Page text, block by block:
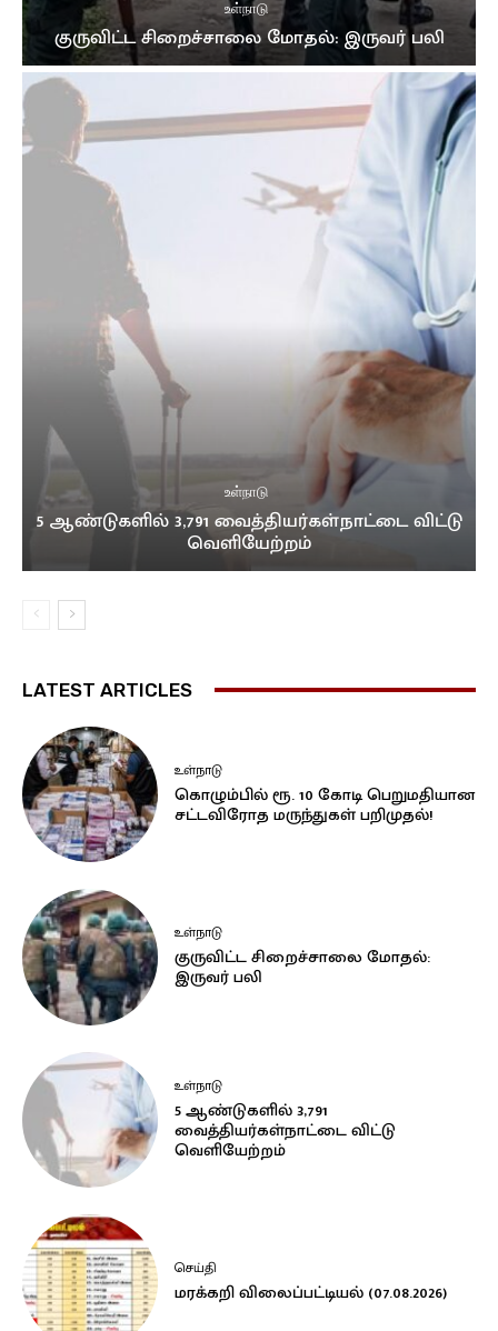
உள்நாடு
குருவிட்ட சிறைச்சாலை மோதல்: இருவர் பலி
உள்நாடு
5 ஆண்டுகளில் 3,791 வைத்தியர்கள்நாட்டை விட்டு
வெளியேற்றம்
LATEST ARTICLES
உள்நாடு
கொழும்பில் ரூ. 10 கோடி பெறுமதியான
சட்டவிரோத மருந்துகள் பறிமுதல்!
உள்நாடு
குருவிட்ட சிறைச்சாலை மோதல்:
இருவர் பலி
உள்நாடு
5 ஆண்டுகளில் 3,791
வைத்தியர்கள்நாட்டை விட்டு
வெளியேற்றம்
செய்தி
மரக்கறி விலைப்பட்டியல் (07.08.2026)